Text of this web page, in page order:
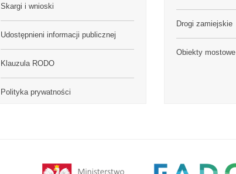
Skargi i wnioski
Udostępnieni informacji publicznej
Klauzula RODO
Polityka prywatności
Drogi zamiejskie
Obiekty mostowe